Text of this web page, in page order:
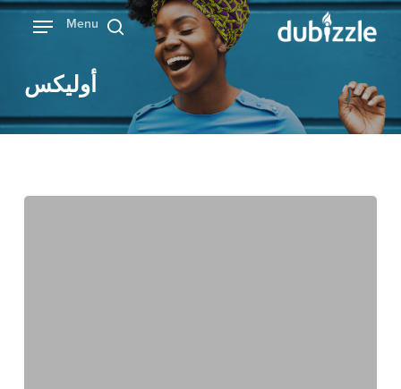
Skip
content
بحث
Menu
أوليكس